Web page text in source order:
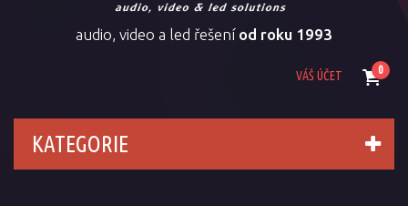
audio, video a led řešení od roku 1993
0
VÁŠ ÚČET
KATEGORIE